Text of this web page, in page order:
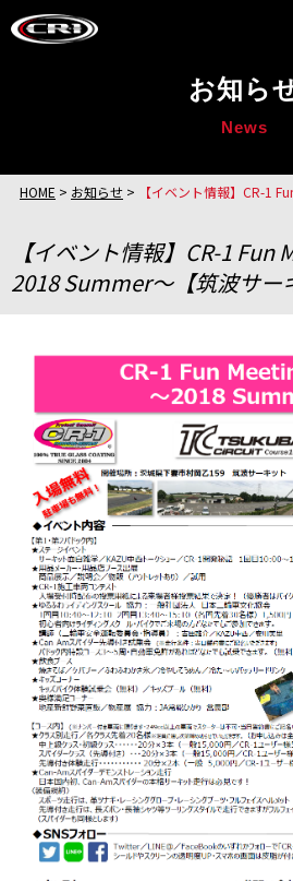
お知ら
News
HOME > お知らせ >
【イベント情報】CR-1
【イベント情報】CR-1 Fun
2018 Summer～【筑波サー